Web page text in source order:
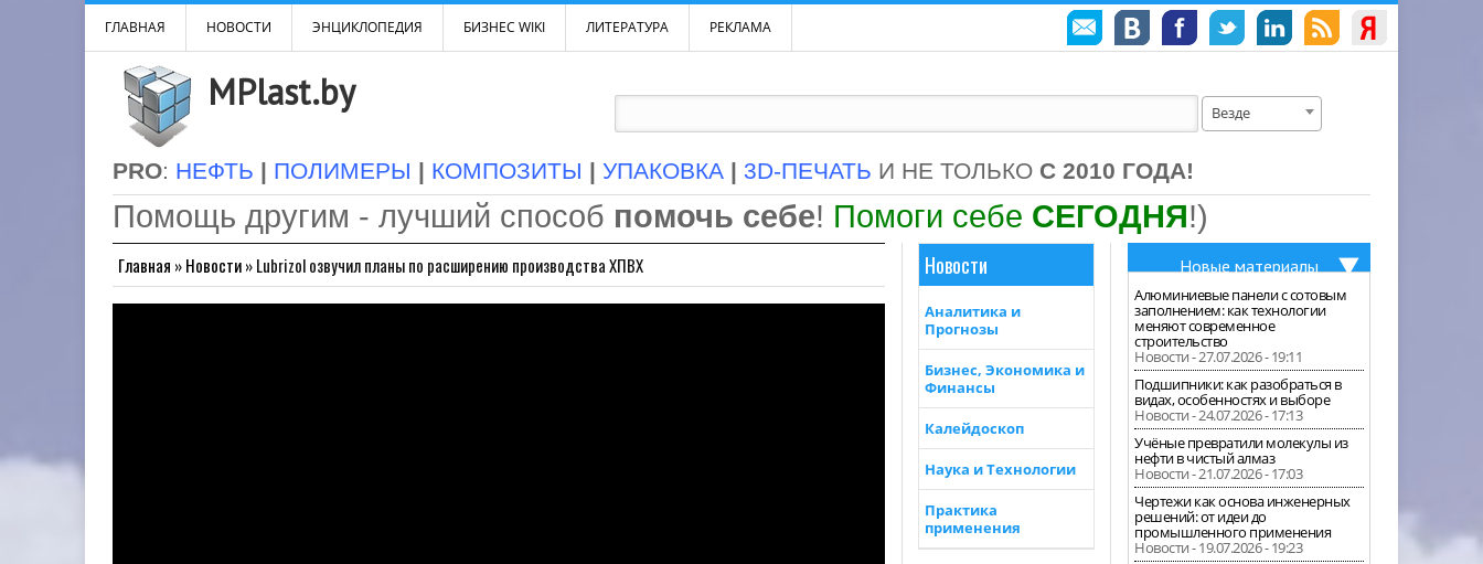
ГЛАВНАЯ НОВОСТИ ЭНЦИКЛОПЕДИЯ БИЗНЕС WIKI ЛИТЕРАТУРА РЕКЛАМА
MPlast.by Везде
PRO: НЕФТЬ | ПОЛИМЕРЫ | КОМПОЗИТЫ | УПАКОВКА | 3D-ПЕЧАТЬ И НЕ ТОЛЬКО С 2010 ГОДА!
Помощь другим - лучший способ помочь себе! Помоги себе СЕГОДНЯ!)
Главная »Новости»Lubrizol озвучил планы по расширению производства ХПВХ Новости
Аналитика и
Прогнозы
Бизнес, Экономика и
Финансы
Калейдоскоп
Наука и Технологии
Практика
применения
Новые материалы
Алюминиевые панели с сотовым
заполнением: как технологии
меняют современное
строительство
Новости - 27.07.2026 - 19:11
Подшипники: как разобраться в
видах, особенностях и выборе
Новости - 24.07.2026 - 17:13
Учёные превратили молекулы из
нефти в чистый алмаз
Новости - 21.07.2026 - 17:03
Чертежи как основа инженерных
решений: от идеи до
промышленного применения
Новости - 19.07.2026 - 19:23